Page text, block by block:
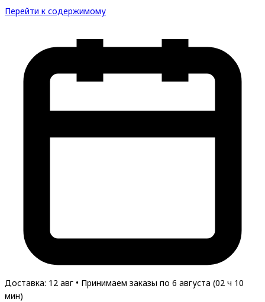
Перейти к содержимому
Доставка: 12 авг • Принимаем заказы по 6 августа (02 ч 10
мин)